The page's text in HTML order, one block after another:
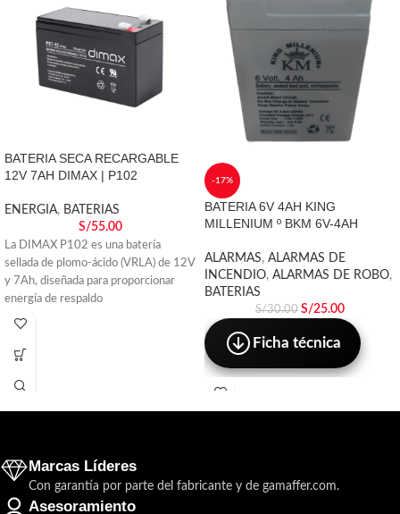
BATERIA SECA RECARGABLE
12V 7AH DIMAX | P102
ENERGIA, BATERIAS
S/55.00
La DIMAX P102 es una batería
sellada de plomo-ácido (VRLA) de 12V
y 7Ah, diseñada para proporcionar
energía de respaldo
-17%
BATERIA 6V 4AH KING
MILLENIUM º BKM 6V-4AH
ALARMAS, ALARMAS DE
INCENDIO, ALARMAS DE ROBO,
BATERIAS
S/30.00 S/25.00
Ficha técnica
Marcas Líderes
Con garantía por parte del fabricante y de gamaffer.com.
Asesoramiento